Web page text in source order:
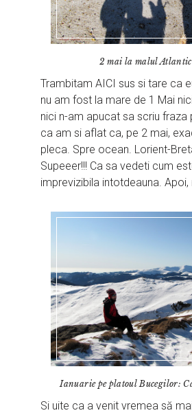
2 mai la malul
Trambitam AICI sus si tare ca
nu am fost la mare de 1 Mai
nici n-am apucat sa scriu fraza
ca am si aflat ca, pe 2 mai,
pleca. Spre ocean. Lorient-
Supeeer!!! Ca sa vedeti cum
imprevizibila intotdeauna. Apoi,
Ianuarie pe platoul Bucegilor:
Si uite ca a venit vremea să